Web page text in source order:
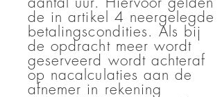
de in artikel 4 neergelegde
betalingscondities. Als bij
de opdracht meer wordt
geserveerd wordt achteraf
op nacalculaties aan de
afnemer in rekening